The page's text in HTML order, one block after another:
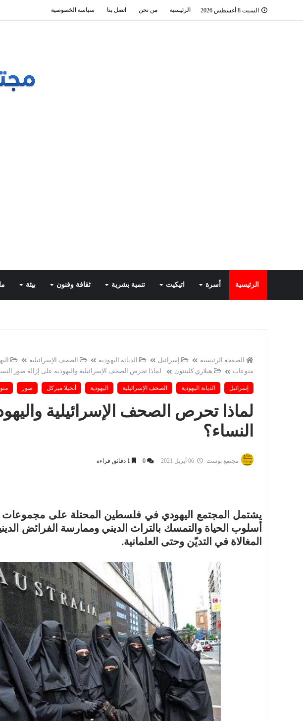
السبت 8 أغسطس 2026 الرئيسية من نحن اتصل بنا سياسة الخصوصية
الرئيسية أسرة اتيكيت تنمية بشرية ثقافة وفنون بيئة
الصفحة الرئيسية إسرائيل الديانة اليهودية الصحف الإسرائيلية
منوعات
هيلاري كلينتون لماذا تحرص الصحف الإسرائيلية واليهودية على إزالة صور
إسرائيل الديانة اليهودية الصحف الإسرائيلية اليهودية أنجيلا ميركل صور
لماذا تحرص الصحف الإسرائيلية
النساء؟
مجتمع بوست 0
1 دقائق قراءة
يشتمل المجتمع اليهودي في فلسطين المحتلة على
أسلوب الحياة والتمسك بالتراث الديني وممارسة الفرائض
المغالاة في التديّن وحتى العلمانية.